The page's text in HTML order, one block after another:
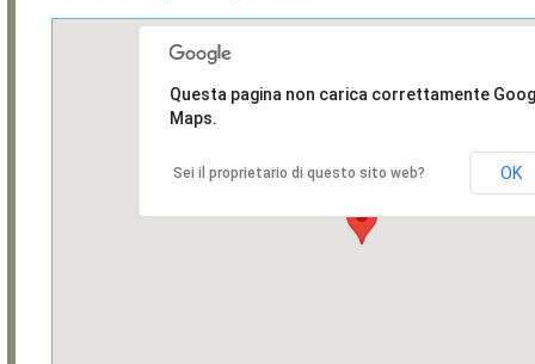
Questa pagina non carica correttamente
Maps.
Sei il proprietario di questo sito web? OK